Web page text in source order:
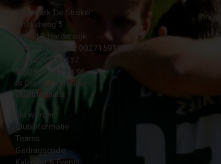
Sportpark 'De Strokel'
Strokelweg 5
3847 LR Harderwijk
BTW Nummer NL 002715910B01
KvK Nr 40094437
☎︎ 0341 - 41 28 96
✉︎ Contactformulier
Clubinformatie
Lid worden
Clubinformatie
Teams
Gedragscode